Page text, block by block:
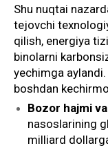
Shu nuqtai
tejovchi
qilish, energiya
binolarni
yechimga
boshdan
Bozor hajmi
nasoslarining
milliard